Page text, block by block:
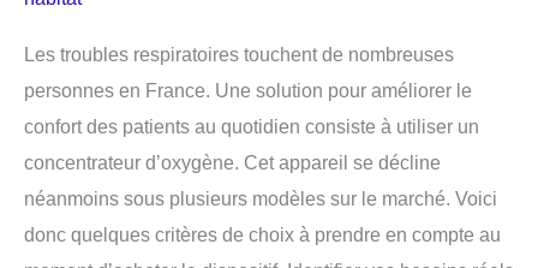
Les troubles respiratoires touchent de nombreuses
personnes en France. Une solution pour améliorer le
confort des patients au quotidien consiste à utiliser un
concentrateur d’oxygène. Cet appareil se décline
néanmoins sous plusieurs modèles sur le marché. Voici
donc quelques critères de choix à prendre en compte au